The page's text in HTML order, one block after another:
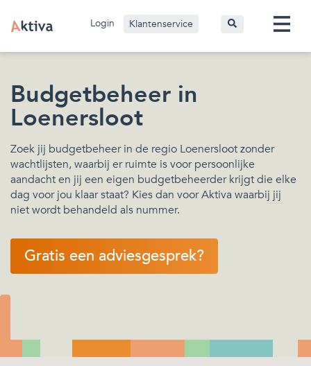
Login Klantenservice
Budgetbeheer in
Loenersloot
Zoek jij budgetbeheer in de regio Loenersloot zonder
wachtlijsten, waarbij er ruimte is voor persoonlijke
aandacht en jij een eigen budgetbeheerder krijgt die elke
dag voor jou klaar staat? Kies dan voor Aktiva waarbij jij
niet wordt behandeld als nummer.
Gratis een adviesgesprek?